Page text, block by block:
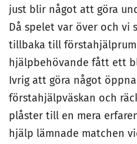
just blir något att göra
Då spelet var över och vi
tillbaka till
hjälpbehövande fått ett
Ivrig att göra något
förstahjälpväskan och
plåster till en mera
hjälp lämnade matchen